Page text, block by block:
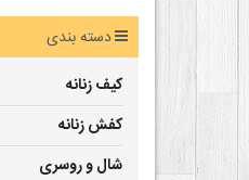
دسته بندی
کیف زنانه
کفش زنانه
شال و روسری